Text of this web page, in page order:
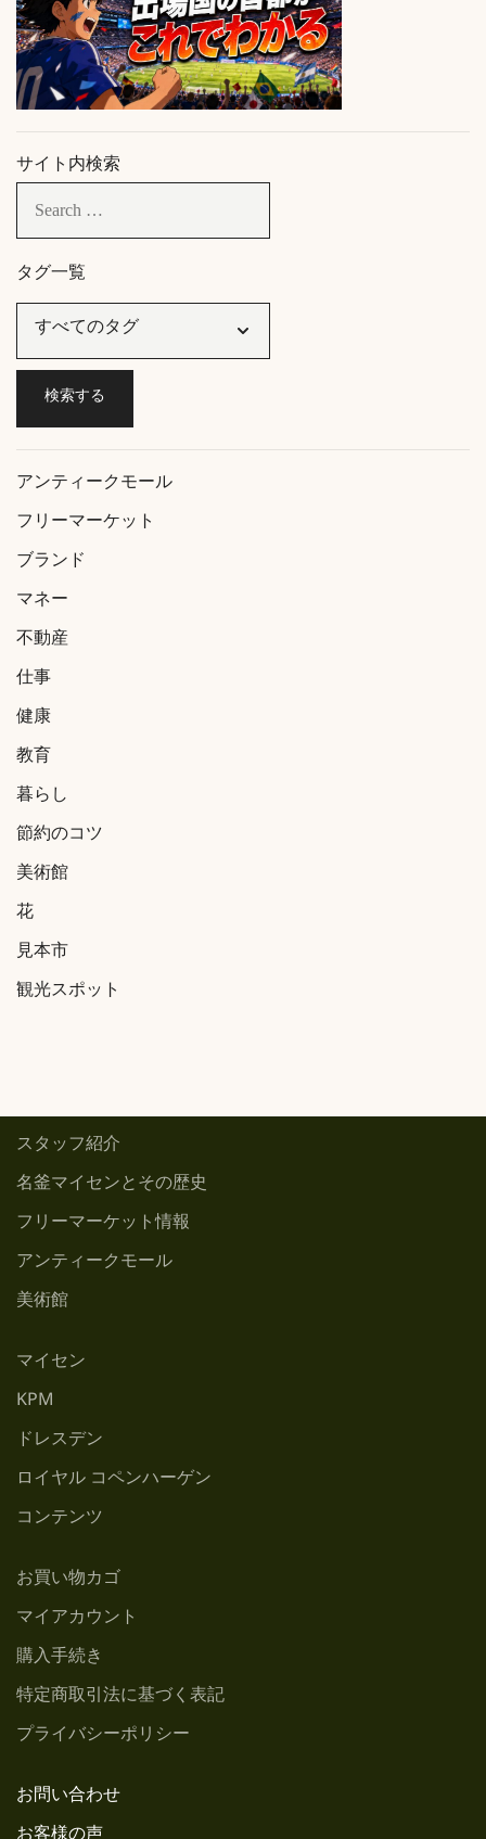
サイト内検索
タグ一覧
アンティークモール
フリーマーケット
ブランド
マネー
不動産
仕事
健康
教育
暮らし
節約のコツ
美術館
花
見本市
観光スポット
スタッフ紹介
名釜マイセンとその歴史
フリーマーケット情報
アンティークモール
美術館
マイセン
KPM
ドレスデン
ロイヤル コペンハーゲン
コンテンツ
お買い物カゴ
マイアカウント
購入手続き
特定商取引法に基づく表記
プライバシーポリシー
お問い合わせ